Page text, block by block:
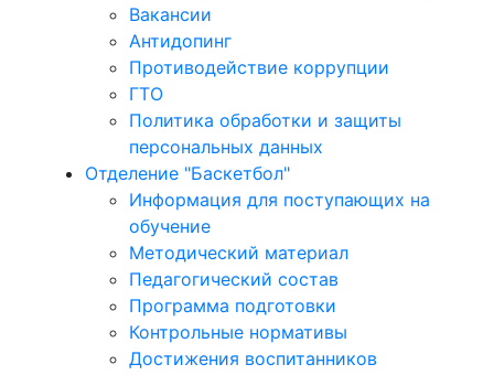
Вакансии
Антидопинг
Противодействие коррупции
ГТО
Политика обработки и защиты
персональных данных
Отделение "Баскетбол"
Информация для поступающих на
обучение
Методический материал
Педагогический состав
Программа подготовки
Контрольные нормативы
Достижения воспитанников